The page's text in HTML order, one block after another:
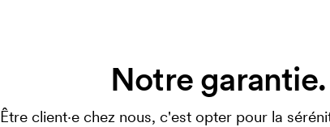
Notre garantie.
Être client·e chez nous, c'est opter pour la